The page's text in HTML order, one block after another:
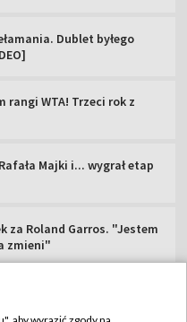
Dublet byłego
rangi WTA! Trzeci rok z
Majki i... wygrał etap
za Roland Garros. "Jestem
zmieni"